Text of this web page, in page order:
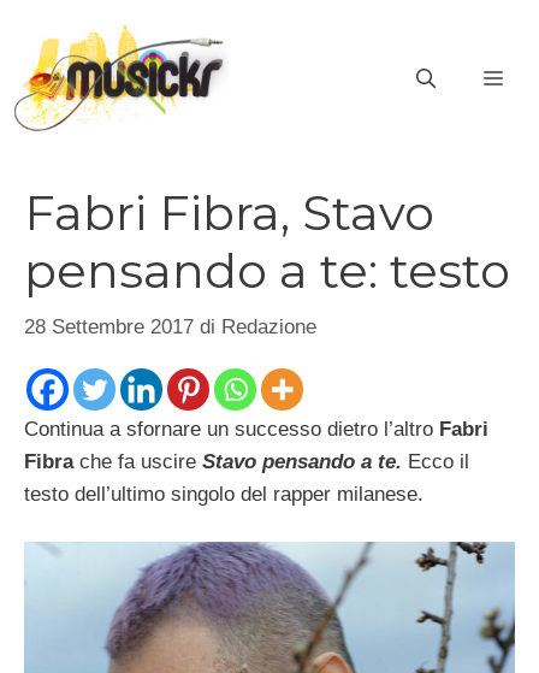
contenuto
Fabri Fibra, Stavo
pensando a te: testo
28 Settembre 2017 di Redazione
Continua a sfornare un successo dietro l’altro Fabri
Fibrache fa uscire Stavo pensando a te. Ecco il
testo dell’ultimo singolo del rapper milanese.